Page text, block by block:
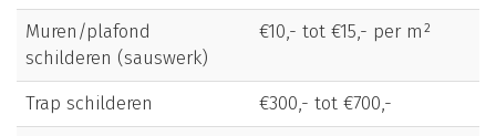
Muren/plafond
schilderen (sauswerk)
€10,- tot €15,- per m²
Trap schilderen
€300,- tot €700,-